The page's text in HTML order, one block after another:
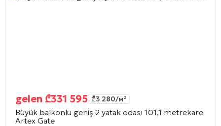
gelen ₾331 595 ₾3 280/м²
Büyük balkonlu geniş 2 yatak odası 101,1 metrekare
Artex Gate